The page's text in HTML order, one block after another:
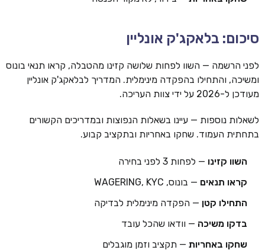
סיכום: בלאקג'ק אונליין
לפני הרשמה — השוו לפחות שלושה קזינו מהטבלה, קראו תנאי בונוס
ומשיכה, והתחילו בהפקדה מינימלית. המדריך לבלאקג'ק אונליין
מעודכן ל-2026 על ידי צוות העריכה.
לשאלות נוספות — עיינו בשאלות הנפוצות ובמדריכים הקשורים
בתחתית העמוד. שחקו באחריות ובתקציב קבוע.
השוו קזינו — לפחות 3 לפני בחירה
קראו תנאים — בונוס, WAGERING, KYC
התחילו קטן — הפקדה מינימלית לבדיקה
בדקו משיכה — וודאו שהכל עובד
שחקו באחריות — תקציב וזמן מוגבלים